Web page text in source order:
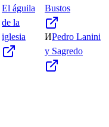
El águila
de la
iglesia
Bustos
ИPedro Lanini
y Sagredo